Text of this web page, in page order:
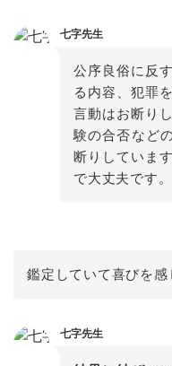
七字先生
公序良俗に反
る内容、犯罪
言動はお断り
験の合否など
断りしていま
で大丈夫です。
鑑定していて喜びを感
七字先生